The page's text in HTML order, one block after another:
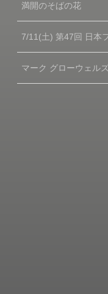
満開のそばの花
7/11(土) 第47回 日本
マーク グローウェル